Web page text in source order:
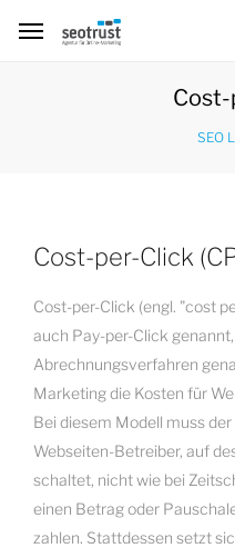
SEO
Cost-per-Click
Cost-per-Click (engl. "cost
auch Pay-per-Click
Abrechnungsverfahren
Marketing die Kosten für
Bei diesem Modell muss
Webseiten-Betreiber, auf
schaltet, nicht wie bei
einen Betrag oder
zahlen. Stattdessen setzt